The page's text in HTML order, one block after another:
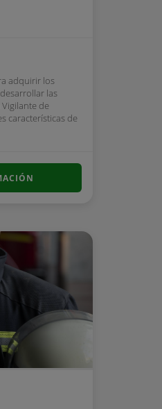
adquirir los
las
de
características de